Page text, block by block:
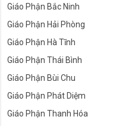
Giáo Phận Bắc Ninh
Giáo Phận Hải Phòng
Giáo Phận Hà Tĩnh
Giáo Phận Thái Bình
Giáo Phận Bùi Chu
Giáo Phận Phát Diệm
Giáo Phận Thanh Hóa